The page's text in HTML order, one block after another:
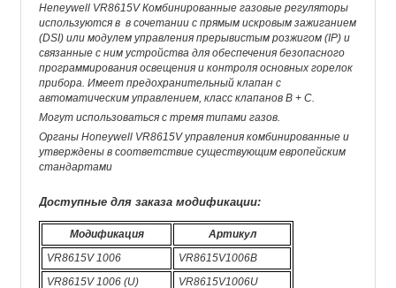
Heneywell VR8615V Комбинированные газовые регуляторы
используются в в сочетании с прямым искровым зажиганием
(DSI) или модулем управления прерывистым розжигом (IP) и
связанные с ним устройства для обеспечения безопасного
программирования освещения и контроля основных горелок
прибора. Имеет предохранительный клапан с
автоматическим управлением, класс клапанов B + C.
Могут использоваться с тремя типами газов.
Органы Honeywell VR8615V управления комбинированные и
утверждены в соответствие существующим европейским
стандартами
Доступные для заказа модификации:
Модификация
Артикул
VR8615V 1006
VR8615V1006B
VR8615V 1006 (U)
VR8615V1006U